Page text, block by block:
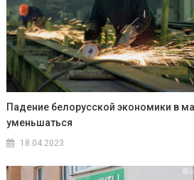
Падение белорусской экономики в
уменьшаться
18.04.2023